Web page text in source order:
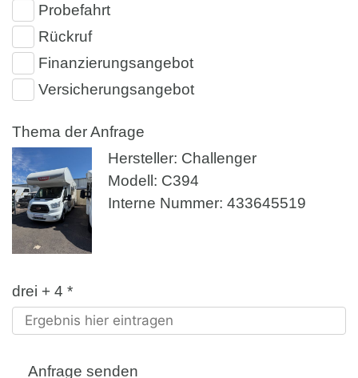
Probefahrt
Rückruf
Finanzierungsangebot
Versicherungsangebot
Thema der Anfrage
Hersteller: Challenger
Modell: C394
Interne Nummer: 433645519
drei + 4 *
Anfrage senden